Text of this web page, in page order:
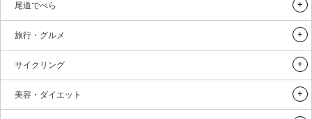
尾道でべら
旅行・グルメ
サイクリング
美容・ダイエット